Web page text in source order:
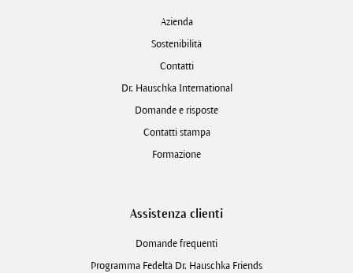
Azienda
Sostenibilità
Contatti
Dr. Hauschka International
Domande e risposte
Contatti stampa
Formazione
Assistenza clienti
Domande frequenti
Programma Fedeltà Dr. Hauschka Friends